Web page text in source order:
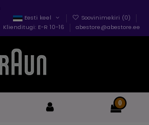
Eesti keel
Soovinimekiri (0)
Klienditugi: E-R 10-16
abestore@abestore.ee
0